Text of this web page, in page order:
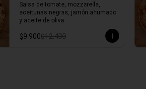
Salsa de tomate, mozzarella,
aceitunas negras, jamón ahumado
y aceite de oliva.
$9.900$12.400